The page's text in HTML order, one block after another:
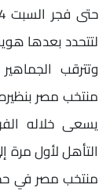
لتتحدد بعدها هوية
وتترقب
يسعى خلاله
التأهل لأول مرة